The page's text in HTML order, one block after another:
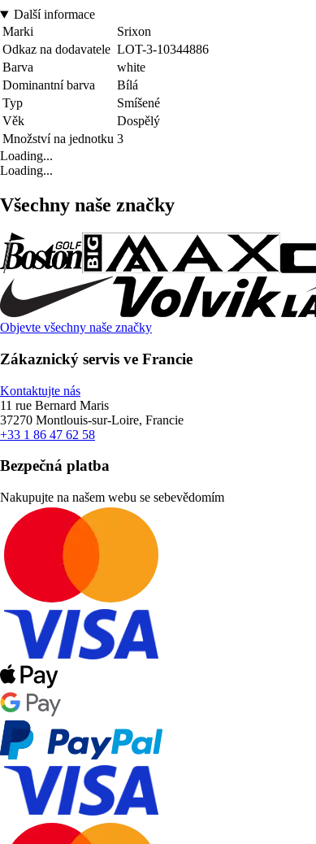
Další informace
Marki
Srixon
Odkaz na dodavatele LOT-3-10344886
Barva
white
Dominantní barva
Bílá
Typ
Smíšené
Věk
Dospělý
Množství na jednotku 3
Loading...
Loading...
Všechny naše značky
Objevte všechny naše značky
Zákaznický servis ve Francie
Kontaktujte nás
11 rue Bernard Maris
37270 Montlouis-sur-Loire, Francie
+33 1 86 47 62 58
Bezpečná platba
Nakupujte na našem webu se sebevědomím